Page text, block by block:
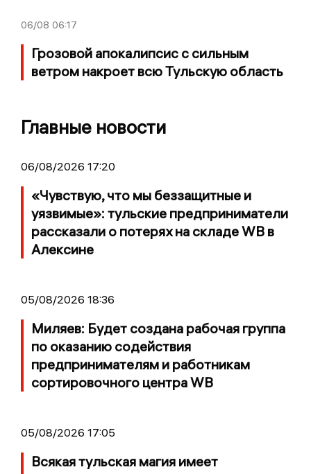
06/08 06:17
Грозовой апокалипсис с сильным
ветром накроет всю Тульскую область
Главные новости
06/08/2026 17:20
«Чувствую, что мы беззащитные и
уязвимые»: тульские предприниматели
рассказали о потерях на складе WB в
Алексине
05/08/2026 18:36
Миляев: Будет создана рабочая группа
по оказанию содействия
предпринимателям и работникам
сортировочного центра WB
05/08/2026 17:05
Всякая тульская магия имеет